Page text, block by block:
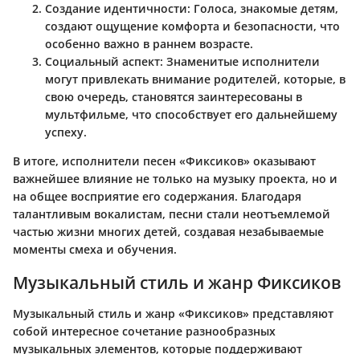
Создание идентичности: Голоса, знакомые детям,
создают ощущение комфорта и безопасности, что
особенно важно в раннем возрасте.
Социальный аспект: Знаменитые исполнители
могут привлекать внимание родителей, которые, в
свою очередь, становятся заинтересованы в
мультфильме, что способствует его дальнейшему
успеху.
В итоге, исполнители песен «Фиксиков» оказывают
важнейшее влияние не только на музыку проекта, но и
на общее восприятие его содержания. Благодаря
талантливым вокалистам, песни стали неотъемлемой
частью жизни многих детей, создавая незабываемые
моменты смеха и обучения.
Музыкальный стиль и жанр Фиксиков
Музыкальный стиль и жанр «Фиксиков» представляют
собой интересное сочетание разнообразных
музыкальных элементов, которые поддерживают